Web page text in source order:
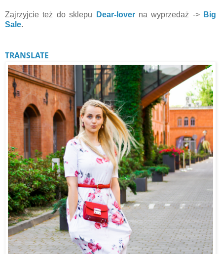
Zajrzyjcie też do sklepu Dear-lover na wyprzedaż -> Big
Sale.
TRANSLATE